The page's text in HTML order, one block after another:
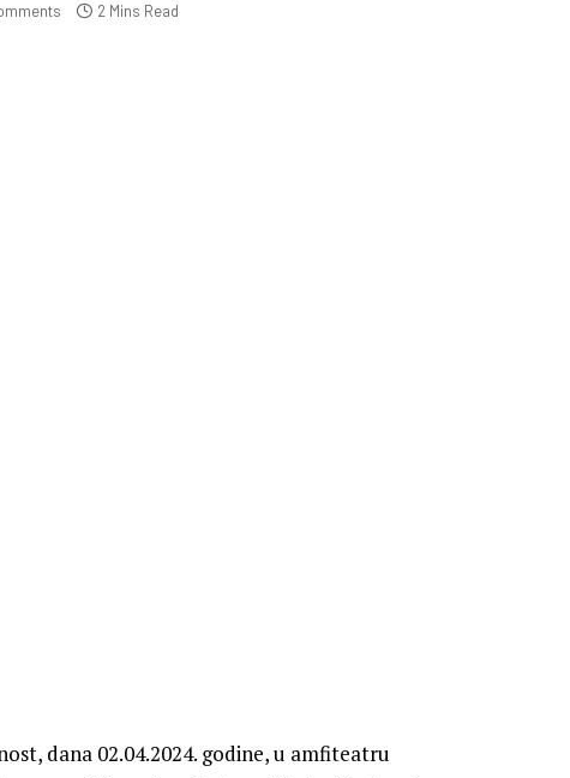
2 Mins Read
dana 02.04.2024. godine, u amfiteatru